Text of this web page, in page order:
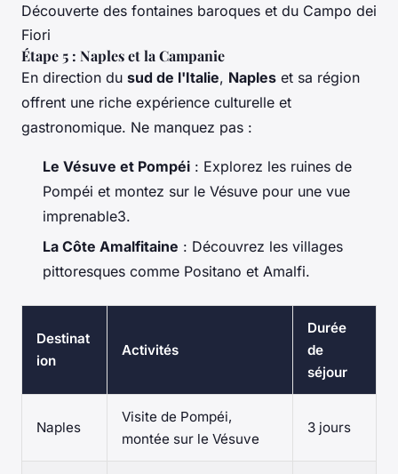
Découverte des fontaines baroques et du Campo dei
Fiori
Étape 5 : Naples et la Campanie
En direction du sud de l'Italie, Naples et sa région
offrent une riche expérience culturelle et
gastronomique. Ne manquez pas :
Le Vésuve et Pompéi : Explorez les ruines de
Pompéi et montez sur le Vésuve pour une vue
imprenable3.
La Côte Amalfitaine : Découvrez les villages
pittoresques comme Positano et Amalfi.
Destinat
ion
Activités
Durée
de
séjour
Naples
Visite de Pompéi,
montée sur le Vésuve
3 jours